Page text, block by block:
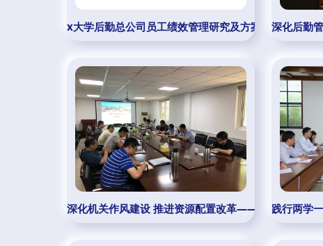
x大学后勤总公司员工绩效管理研究及方案设计 为教育
深化后勤
深化机关作风建设 推进资源配置改革——国资处赴后勤
践行两学